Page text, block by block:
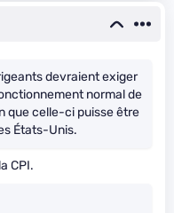
devraient exiger
normal de
que celle-ci puisse être
États-Unis.
CPI.